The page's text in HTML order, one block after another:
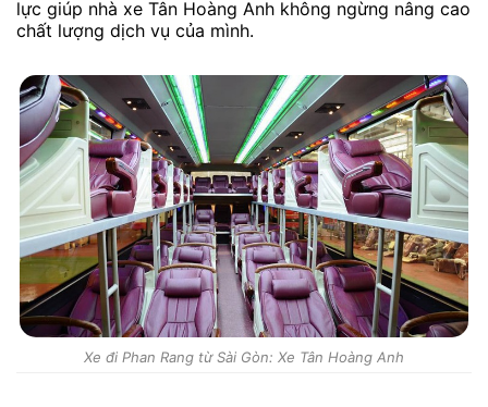
lực giúp nhà xe Tân Hoàng Anh không ngừng nâng cao
chất lượng dịch vụ của mình.
Xe đi Phan Rang từ Sài Gòn: Xe Tân Hoàng Anh